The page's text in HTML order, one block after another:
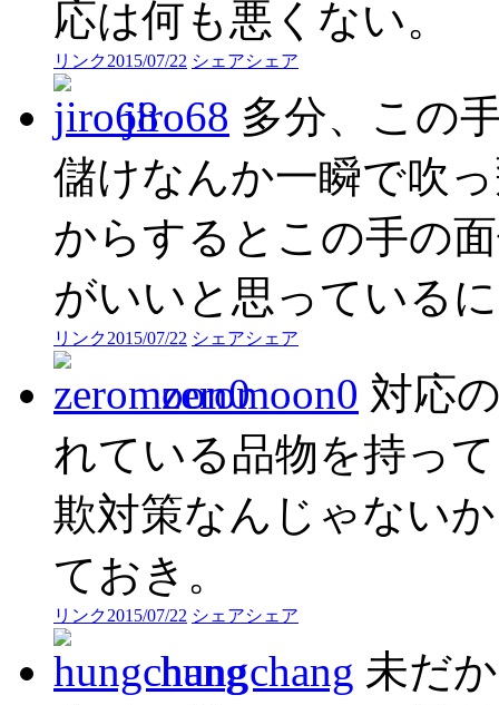
応は何も悪くない。
リンク2015/07/22 シェアシェア
jiro68 多分、この
儲けなんか一瞬で吹
からするとこの手の
がいいと思っている
リンク2015/07/22 シェアシェア
zeromoon0 対応
れている品物を持っ
欺対策なんじゃない
ておき。
リンク2015/07/22 シェアシェア
hungchang 未だ